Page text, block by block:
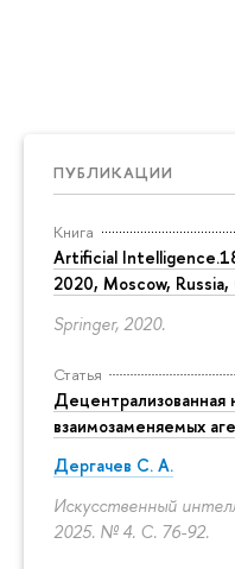
ПУБЛИКАЦИИ
Книга
Artificial
2020, Moscow,
Springer, 2020.
Статья
Децентрализованная
взаимозаменяемых
Дергачев С. А.
Искусственный
2025. № 4. С. 76-92.